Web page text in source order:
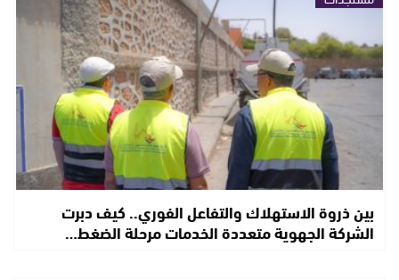
بين ذروة الاستهلاك والتفاعل الفوري.. كيف دبرت
الشركة الجهوية متعددة الخدمات مرحلة الضغط…